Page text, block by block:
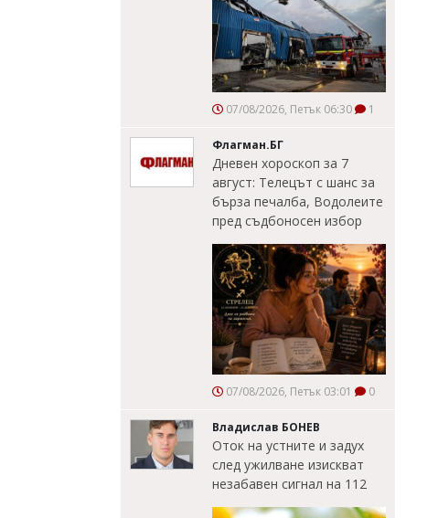
07/08/2026, Петък 06:30 1
Флагман.БГ
Дневен хороскоп за 7
август: Телецът с шанс за
бърза печалба, Водолеите
пред съдбоносен избор
07/08/2026, Петък 03:01 0
Владислав БОНЕВ
Оток на устните и задух
след ужилване изискват
незабавен сигнал на 112